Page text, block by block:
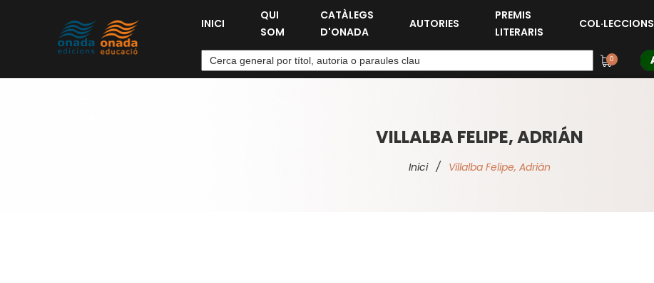
INICI
QUI
SOM
CATÀLEGS
D'ONADA
AUTORIES
PREMIS
LITERARIS
COL·LECCIONS
0
VILLALBA FELIPE, ADRIÁN
Inici / Villalba Felipe, Adrián